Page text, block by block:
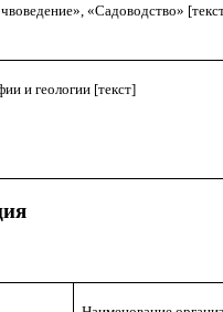
«Садоводство»
и геологии [текст]